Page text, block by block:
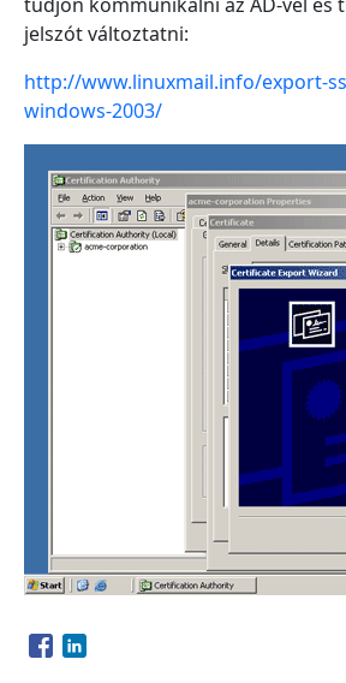
jelszót változtatni:
http://www.linuxmail.info/export-
windows-2003/
Opens in a new window
Opens in a new window